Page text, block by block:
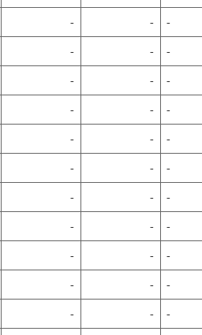
- - -
- - -
- - -
- - -
- - -
- - -
- - -
- - -
- - -
- - -
- - -